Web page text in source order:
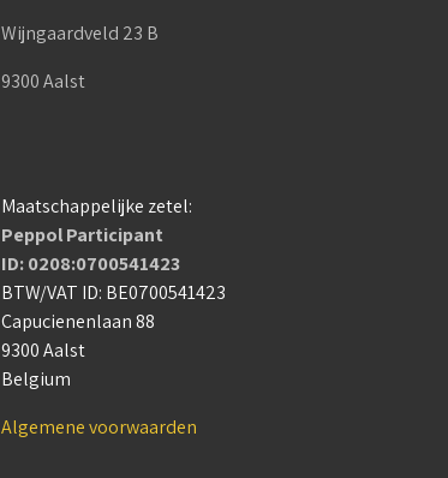
Wijngaardveld 23 B
9300 Aalst
Maatschappelijke zetel:
Peppol Participant
ID: 0208:0700541423
BTW/VAT ID: BE0700541423
Capucienenlaan 88
9300 Aalst
Belgium
Algemene voorwaarden